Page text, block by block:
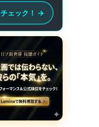
ェック！ →